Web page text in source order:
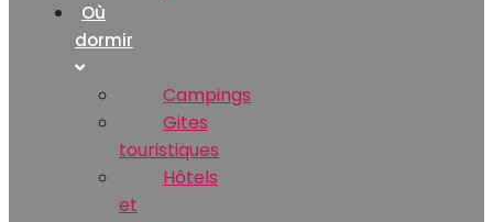
Où
dormir
Campings
Gites
touristiques
Hôtels
et